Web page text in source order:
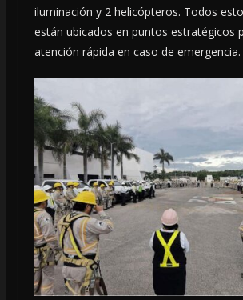
iluminación y 2 helicópteros. Todos
están ubicados en puntos estratégicos
atención rápida en caso de emergencia.